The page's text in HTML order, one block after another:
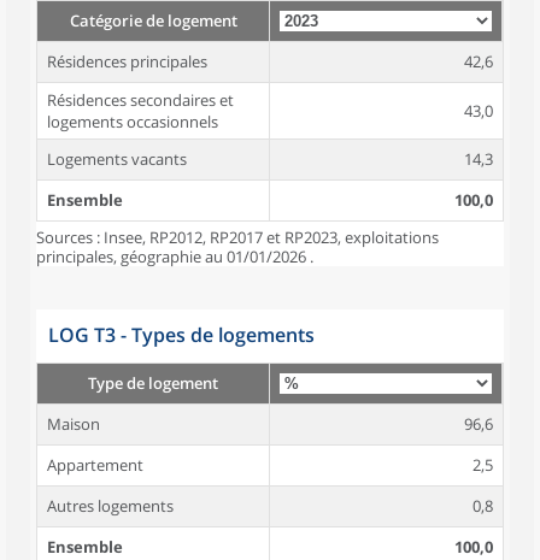
Catégorie de logement
Résidences principales
42,6
Résidences secondaires et
logements occasionnels
43,0
Logements vacants
14,3
Ensemble
100,0
Sources : Insee, RP2012, RP2017 et RP2023, exploitations
principales, géographie au 01/01/2026 .
LOG T3 - Types de logements
Type de logement
Maison
96,6
Appartement
2,5
Autres logements
0,8
Ensemble
100,0